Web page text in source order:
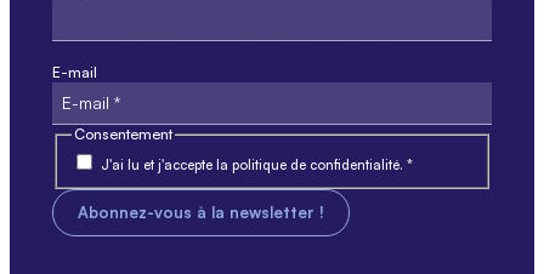
E-mail
Consentement
J'ai lu et j'accepte la politique de confidentialité. *